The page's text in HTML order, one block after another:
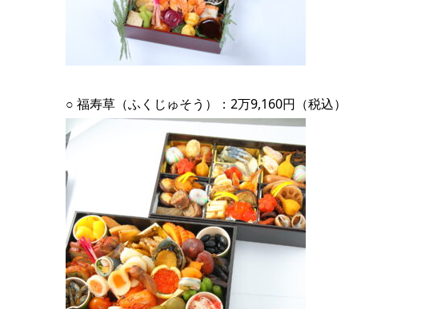
○ 福寿草（ふくじゅそう）：2万9,160円（税込）